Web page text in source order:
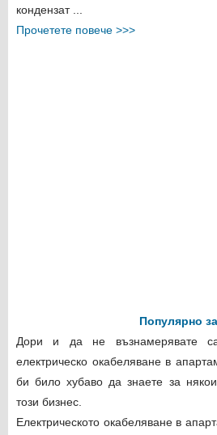
кондензат ...
Прочетете повече >>>
Популярно
Дори и да не възнамерявате
електрическо окабеляване в
би било хубаво да знаете за
този бизнес.
Електрическото окабеляване в